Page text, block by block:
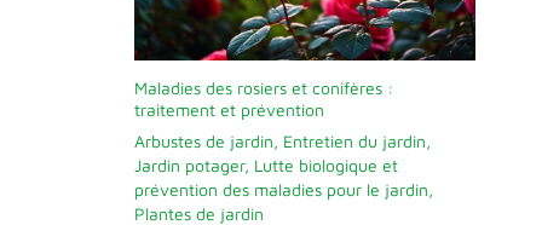
Maladies des rosiers et conifères :
traitement et prévention
Arbustes de jardin, Entretien du jardin,
Jardin potager, Lutte biologique et
prévention des maladies pour le jardin,
Plantes de jardin